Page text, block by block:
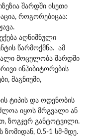
შარდში ისეთი
როგორებიცაა:
აღნიშნული
წარმოქმნა. ამ
მოცულობა შარდში
ინჰიბიტორების
მაგნიუმი,
ტიპის და ოდენობის
იყოს მრგვალი ან
ზოგჯერ განტოტვილი.
ზომიდან, 0.5-1 სმ-მდე.